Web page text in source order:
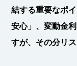
結する重要なポ
安心」、変動金
すが、その分リス